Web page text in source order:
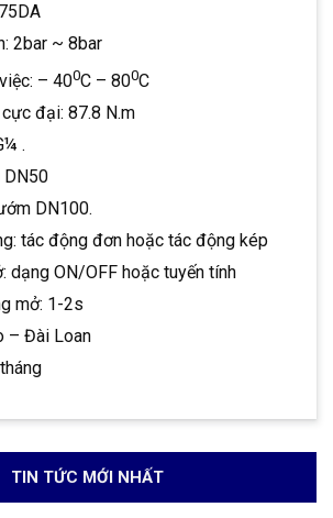
2bar ~ 8bar
– 400C – 800C
đại: 87.8 N.m
.
DN50
DN100.
tác động đơn hoặc tác động kép
dạng ON/OFF hoặc tuyến tính
mở: 1-2s
– Đài Loan
TIN TỨC MỚI NHẤT